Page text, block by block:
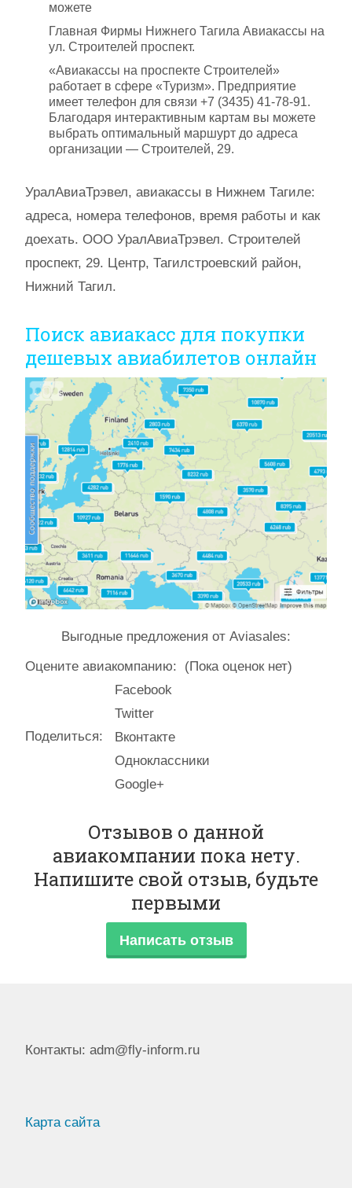
можете
Главная Фирмы Нижнего Тагила Авиакассы на
ул. Строителей проспект.
«Авиакассы на проспекте Строителей»
работает в сфере «Туризм». Предприятие
имеет телефон для связи +7 (3435) 41-78-91.
Благодаря интерактивным картам вы можете
выбрать оптимальный маршурт до адреса
организации — Строителей, 29.
УралАвиаТрэвел, авиакассы в Нижнем Тагиле:
адреса, номера телефонов, время работы и как
доехать. ООО УралАвиаТрэвел. Строителей
проспект, 29. Центр, Тагилстроевский район,
Нижний Тагил.
Поиск авиакасс для покупки
дешевых авиабилетов онлайн
Выгодные предложения от Aviasales:
Оцените авиакомпанию: (Пока оценок нет)
Поделиться:
Facebook
Twitter
Вконтакте
Одноклассники
Google+
Отзывов о данной
авиакомпании пока нету.
Напишите свой отзыв, будьте
первыми
Написать отзыв
Контакты: adm@fly-inform.ru
Карта сайта